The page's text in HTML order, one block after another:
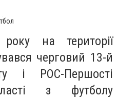
на території
черговий 13-й
і РОС-Першості
з футболу